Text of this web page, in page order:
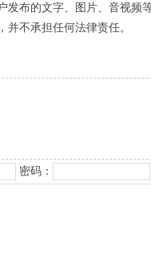
发布的文字、图片、音视频
并不承担任何法律责任。
密码：